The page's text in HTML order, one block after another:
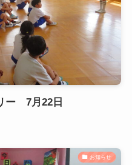
ー 7月22日
お知らせ